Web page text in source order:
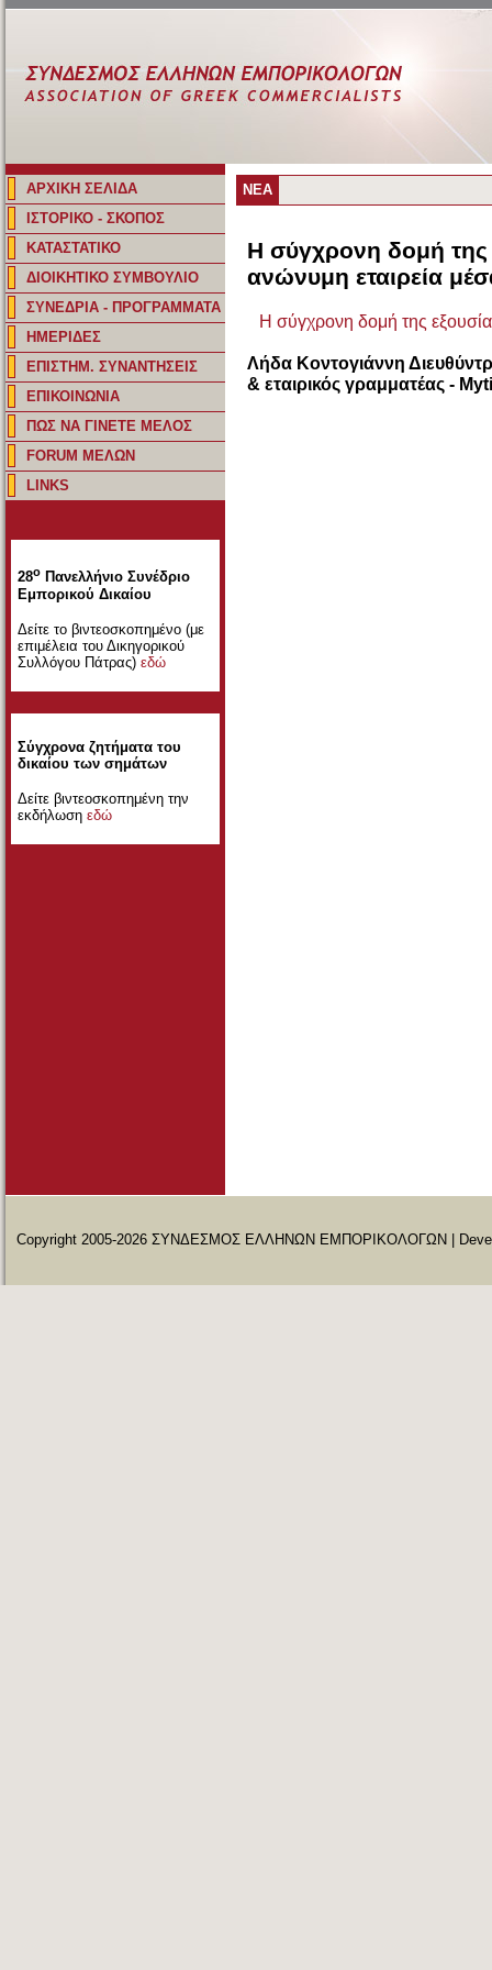
ΑΡΧΙΚΗ ΣΕΛΙΔΑ
ΙΣΤΟΡΙΚΟ - ΣΚΟΠΟΣ
ΚΑΤΑΣΤΑΤΙΚΟ
ΔΙΟΙΚΗΤΙΚΟ ΣΥΜΒΟΥΛΙΟ
ΣΥΝΕΔΡΙΑ - ΠΡΟΓΡΑΜΜΑΤΑ
ΗΜΕΡΙΔΕΣ
ΕΠΙΣΤΗΜ. ΣΥΝΑΝΤΗΣΕΙΣ
ΕΠΙΚΟΙΝΩΝΙΑ
ΠΩΣ ΝΑ ΓΙΝΕΤΕ ΜΕΛΟΣ
FORUM ΜΕΛΩΝ
LINKS
28ο Πανελλήνιο Συνέδριο
Εμπορικού Δικαίου
Δείτε το βιντεοσκοπημένο (με
επιμέλεια του Δικηγορικού
Συλλόγου Πάτρας) εδώ
Σύγχρονα ζητήματα του
δικαίου των σημάτων
Δείτε βιντεοσκοπημένη την
εκδήλωση εδώ
ΝΕΑ
Η σύγχρονη δομή της
ανώνυμη εταιρεία
Η σύγχρονη δομή της
Λήδα Κοντογιάννη
& εταιρικός γραμματέας -
Copyright 2005-2026 ΣΥΝΔΕΣΜΟΣ ΕΛΛΗΝΩΝ ΕΜΠΟΡΙΚΟΛΟΓΩΝ |